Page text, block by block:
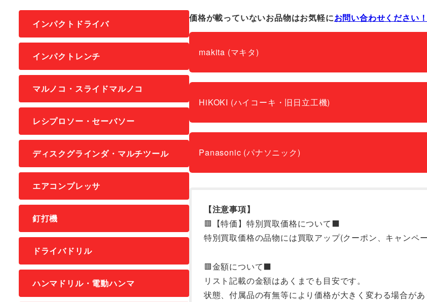
価格が載っていないお品物はお気軽にお問い合わせください！
makita (マキタ)
HiKOKI (ハイコーキ・旧日立工機)
Panasonic (パナソニック)
【注意事項】
🟥【特価】特別買取価格について⬛
特別買取価格の品物には買取アップ(クーポン、キャンペ
🟥金額について⬛
リスト記載の金額はあくまでも目安です。
状態、付属品の有無等により価格が大きく変わる場合があ
インパクトドライバ
インパクトレンチ
マルノコ・スライドマルノコ
レシプロソー・セーバソー
ディスクグラインダ・マルチツール
エアコンプレッサ
釘打機
ドライバドリル
ハンマドリル・電動ハンマ